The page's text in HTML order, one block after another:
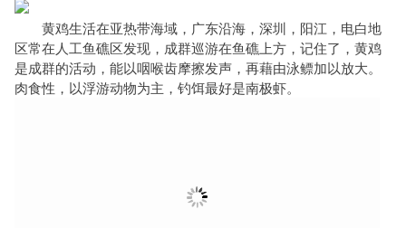
黄鸡生活在亚热带海域，广东沿海，深圳，阳江，电白地
区常在人工鱼礁区发现，成群巡游在鱼礁上方，记住了，黄鸡
是成群的活动，能以咽喉齿摩擦发声，再藉由泳鳔加以放大。
肉食性，以浮游动物为主，钓饵最好是南极虾。